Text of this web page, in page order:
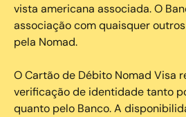
vista americana associada. O
associação com quaisquer
pela Nomad.
O Cartão de Débito Nomad Visa
verificação de identidade tanto
quanto pelo Banco. A